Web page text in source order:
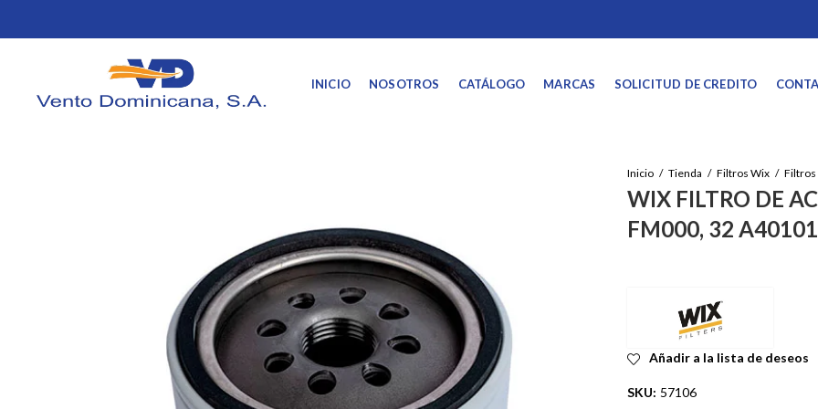
INICIO NOSOTROS CATÁLOGO MARCAS SOLICITUD DE CREDITO
Inicio Tienda Filtros Wix
WIX FILTRO DE
FM000, 32
Añadir a la lista de deseos
SKU: 57106